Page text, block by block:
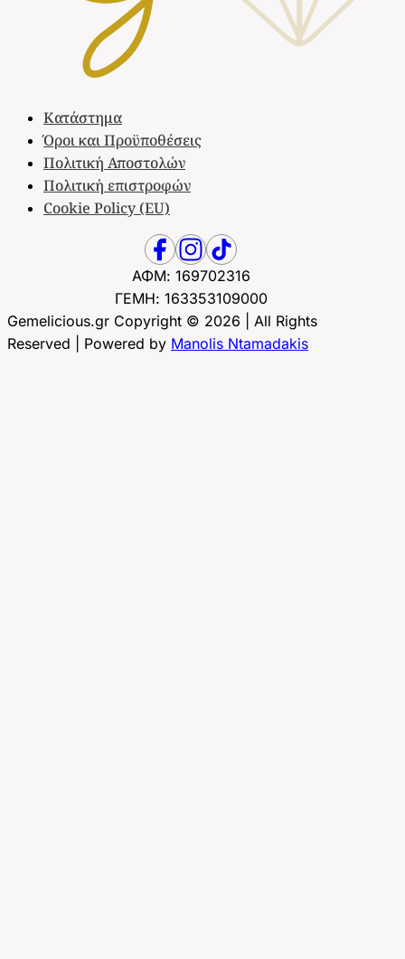
Κατάστημα
Όροι και Προϋποθέσεις
Πολιτική Αποστολών
Πολιτική επιστροφών
Cookie Policy (EU)
ΑΦΜ: 169702316
ΓΕΜΗ: 163353109000
Gemelicious.gr Copyright © 2026 | All Rights
Reserved | Powered by Manolis Ntamadakis